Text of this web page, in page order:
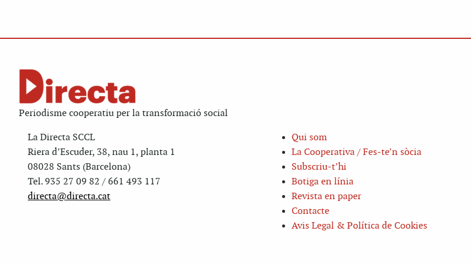
Periodisme cooperatiu per la transformació social
La Directa SCCL
Riera d’Escuder, 38, nau 1, planta 1
08028 Sants (Barcelona)
Tel. 935 27 09 82 / 661 493 117
directa@directa.cat
Qui som
La Cooperativa / Fes-te’n sòcia
Subscriu-t’hi
Botiga en línia
Revista en paper
Contacte
Avis Legal & Política de Cookies